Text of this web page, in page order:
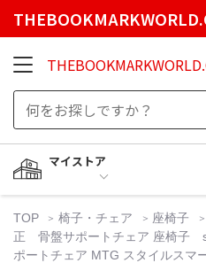
マイストア
TOP 椅子・チェア 座椅子
正 骨盤サポートチェア 座椅子
ポートチェア MTG スタイルスマ